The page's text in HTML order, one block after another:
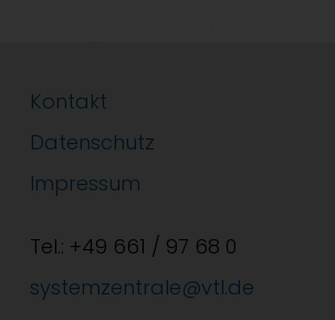
Kontakt
Datenschutz
Impressum
Tel.: +49 661 / 97 68 0
systemzentrale@vtl.de